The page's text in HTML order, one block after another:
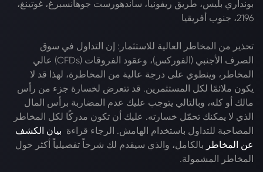
بونداري بليس، طريق ريفونيا، ساندهورست جوهانسبرغ، غوتينغ،
2196، جنوب أفريقيا
تحذير من المخاطر العالية للاستثمار: إن التداول في سوق
الصرف الأجنبي (الفوركس)، وعقود الفروقات (CFDs) عالي
المخاطر، وينطوي على درجة عالية من المخاطرة، لهذا قد لا
يكون ملائمًا لكل المستثمرين. قد تتعرض لخسارة جزء من رأس
مالك أو كله، وبالتالي يتوجب عليك عدم المضاربة برأس المال
الذي لا يمكنك تحمّل خسارته. عليك أن تكون مدركًا لكل المخاطر
المصاحبة للتداول باستخدام الهامش. الرجاء قراءة بيان الكشف
عن المخاطر بالكامل، والذي سيقدم لك شرحاً تفصيلياً أكثر حول
المخاطر المشمولة.